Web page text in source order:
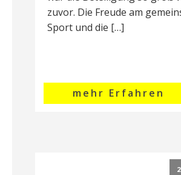
zuvor. Die Freude am
Sport und die […]
mehr Erfahren